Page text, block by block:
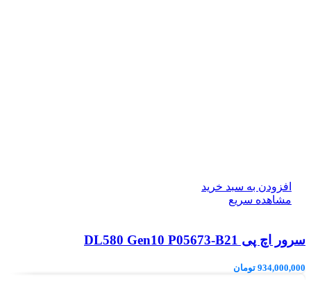
افزودن به سبد خرید
مشاهده سریع
سرور اچ پی DL580 Gen10 P05673-B21
934,000,000 تومان